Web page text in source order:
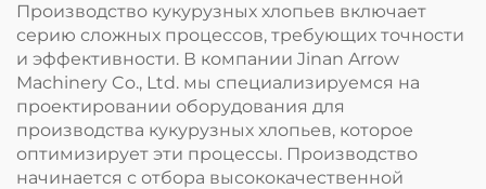
Производство кукурузных хлопьев включает
серию сложных процессов, требующих точности
и эффективности. В компании Jinan Arrow
Machinery Co., Ltd. мы специализируемся на
проектировании оборудования для
производства кукурузных хлопьев, которое
оптимизирует эти процессы. Производство
начинается с отбора высококачественной